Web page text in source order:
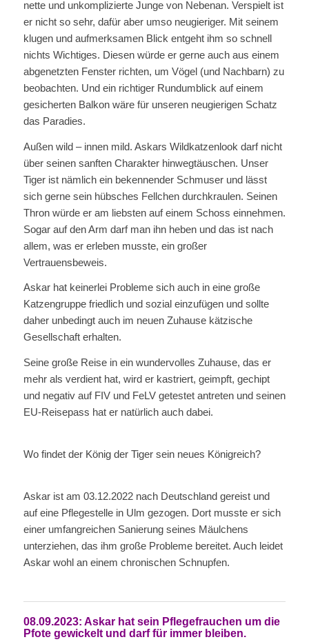
nette und unkomplizierte Junge von Nebenan. Verspielt ist
er nicht so sehr, dafür aber umso neugieriger. Mit seinem
klugen und aufmerksamen Blick entgeht ihm so schnell
nichts Wichtiges. Diesen würde er gerne auch aus einem
abgenetzten Fenster richten, um Vögel (und Nachbarn) zu
beobachten. Und ein richtiger Rundumblick auf einem
gesicherten Balkon wäre für unseren neugierigen Schatz
das Paradies.
Außen wild – innen mild. Askars Wildkatzenlook darf nicht
über seinen sanften Charakter hinwegtäuschen. Unser
Tiger ist nämlich ein bekennender Schmuser und lässt
sich gerne sein hübsches Fellchen durchkraulen. Seinen
Thron würde er am liebsten auf einem Schoss einnehmen.
Sogar auf den Arm darf man ihn heben und das ist nach
allem, was er erleben musste, ein großer
Vertrauensbeweis.
Askar hat keinerlei Probleme sich auch in eine große
Katzengruppe friedlich und sozial einzufügen und sollte
daher unbedingt auch im neuen Zuhause kätzische
Gesellschaft erhalten.
Seine große Reise in ein wundervolles Zuhause, das er
mehr als verdient hat, wird er kastriert, geimpft, gechipt
und negativ auf FIV und FeLV getestet antreten und seinen
EU-Reisepass hat er natürlich auch dabei.
Wo findet der König der Tiger sein neues Königreich?
Askar ist am 03.12.2022 nach Deutschland gereist und
auf eine Pflegestelle in Ulm gezogen. Dort musste er sich
einer umfangreichen Sanierung seines Mäulchens
unterziehen, das ihm große Probleme bereitet. Auch leidet
Askar wohl an einem chronischen Schnupfen.
08.09.2023: Askar hat sein Pflegefrauchen um die
Pfote gewickelt und darf für immer bleiben.